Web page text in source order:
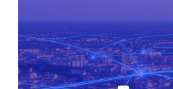
MODELLI
MISURA CON
INVESTIMENTI
RISPARMIO IN